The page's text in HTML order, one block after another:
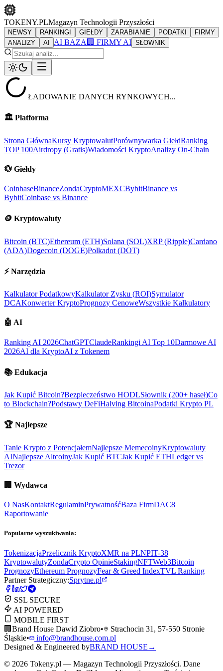
TOKENY.PLMagazyn Technologii Przyszłości
NEWSY RANKINGI GIEŁDY ZARABIANIE PODATKI
FIRMY
ANALIZY
AI AI BAZA 🏢 FIRMY AI SŁOWNIK
ŁADOWANIE DANYCH RYNKOWYCH...
🏛️ Platforma
Strona GłównaKursy KryptowalutPorównywarka GiełdRanking
TOP 100Airdropy (Gratis)Wiadomości KryptoAnalizy On-Chain
💱 Giełdy
CoinbaseBinanceZondaCryptoMEXCBybitBinance vs
BybitCoinbase vs Binance
🪙 Kryptowaluty
Bitcoin (BTC)Ethereum (ETH)Solana (SOL)XRP (Ripple)Cardano
(ADA)Dogecoin (DOGE)Polkadot (DOT)
⚡ Narzędzia
Kalkulator PodatkowyKalkulator Zysku (ROI)Symulator
DCAKonwerter KryptoPrognozy CenoweWszystkie Kalkulatory
🤖 AI
Ranking AI 2026ChatGPTClaudeRankingi AI Top 10Darmowe AI
2026AI dla KryptoAI z Tokenem
📚 Edukacja
Jak Kupić Bitcoin?Bezpieczeństwo HODLSłownik (200+ haseł)Co
to Blockchain?Podstawy DeFiHalving BitcoinaPodatki Krypto PL
🏆 Najlepsze
Tanie Krypto z PotencjałemNajlepsze MemecoinyKryptowaluty
AINajlepsze AltcoinyJak Kupić BTCJak Kupić ETHLedger vs
Trezor
🏢 Wydawca
O NasKontaktRegulaminPrywatnośćBaza FirmDAC8
Raportowanie
Popularne wyszukiwania:
TokenizacjaPrzelicznik KryptoXMR na PLNPIT-38
KryptowalutyZondaCrypto OpinieStakingNFTWeb3Bitcoin
PrognozyEthereum PrognozyFear & Greed IndexTVL Ranking
Partner Strategiczny:Sprytne.pl
SSL SECURE
AI POWERED
MOBILE FIRST
🏢 Brand House Dawid Ziobro•
Strachocin 31, 57-550 Stronie
Śląskie•
info@brandhouse.com.pl
Designed & Engineered byBRAND HOUSE →
© 2026 Tokeny.pl — Magazyn Technologii Przyszłości. Dane